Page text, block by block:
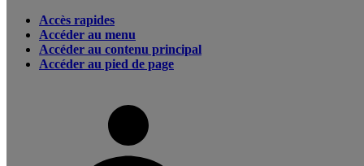
Accès rapides
Accéder au menu
Accéder au contenu principal
Accéder au pied de page